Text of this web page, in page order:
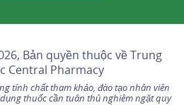
Bản quyền thuộc vềTrung
Central Pharmacy
tính chất tham khảo, đào tạo nhân viên
thuốc cần tuân thủ nghiêm ngặt quy